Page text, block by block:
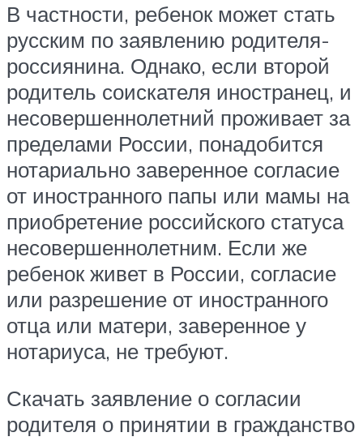
В частности, ребенок может стать
русским по заявлению родителя-
россиянина. Однако, если второй
родитель соискателя иностранец, и
несовершеннолетний проживает за
пределами России, понадобится
нотариально заверенное согласие
от иностранного папы или мамы на
приобретение российского статуса
несовершеннолетним. Если же
ребенок живет в России, согласие
или разрешение от иностранного
отца или матери, заверенное у
нотариуса, не требуют.
Скачать заявление о согласии
родителя о принятии в гражданство